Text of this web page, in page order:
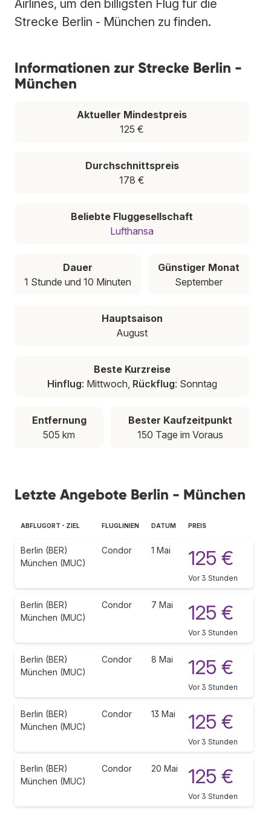
Airlines, um den billigsten Flug für die
Strecke Berlin - München zu finden.
Informationen zur Strecke Berlin -
München
Aktueller Mindestpreis
125 €
Durchschnittspreis
178 €
Beliebte Fluggesellschaft
Lufthansa
Dauer
1 Stunde und 10 Minuten
Günstiger Monat
September
Hauptsaison
August
Beste Kurzreise
Hinflug: Mittwoch, Rückflug: Sonntag
Entfernung
505 km
Bester Kaufzeitpunkt
150 Tage im Voraus
Letzte Angebote Berlin - München
ABFLUGORT - ZIEL FLUGLINIEN DATUM PREIS
Berlin (BER)
München (MUC)
Condor 1 Mai 125 €
Vor 3 Stunden
Berlin (BER)
München (MUC)
Condor 7 Mai 125 €
Vor 3 Stunden
Berlin (BER)
München (MUC)
Condor 8 Mai 125 €
Vor 3 Stunden
Berlin (BER)
München (MUC)
Condor 13 Mai 125 €
Vor 3 Stunden
Berlin (BER)
München (MUC)
Condor 20 Mai 125 €
Vor 3 Stunden